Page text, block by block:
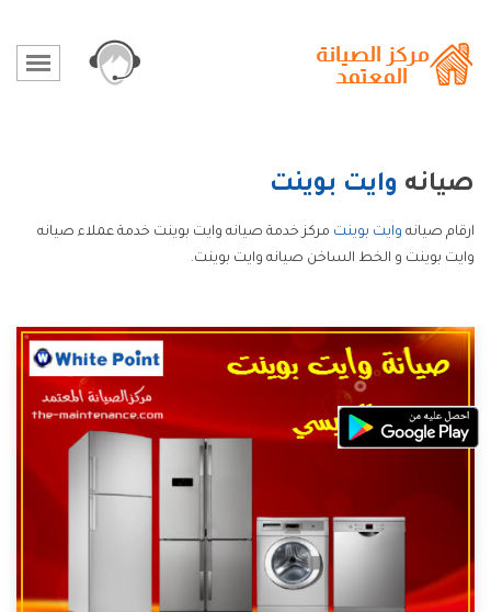
صيانه وايت بوينت
ارقام صيانه وايت بوينت مركز خدمة صيانه وايت بوينت خدمة عملاء صيانه
وايت بوينت و الخط الساخن صيانه وايت بوينت.